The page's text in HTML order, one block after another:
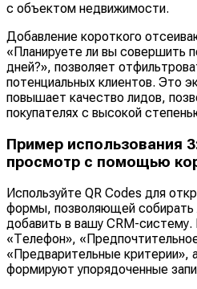
с объектом недвижимости.
Добавление короткого
«Планируете ли вы совершить
дней?», позволяет
потенциальных клиентов. Это
повышает качество лидов,
покупателях с высокой
Пример использования
просмотр с помощью
Используйте QR Codes для
формы, позволяющей
добавить в вашу CRM-
«Телефон»,
«Предварительные критерии»,
формируют упорядоченные